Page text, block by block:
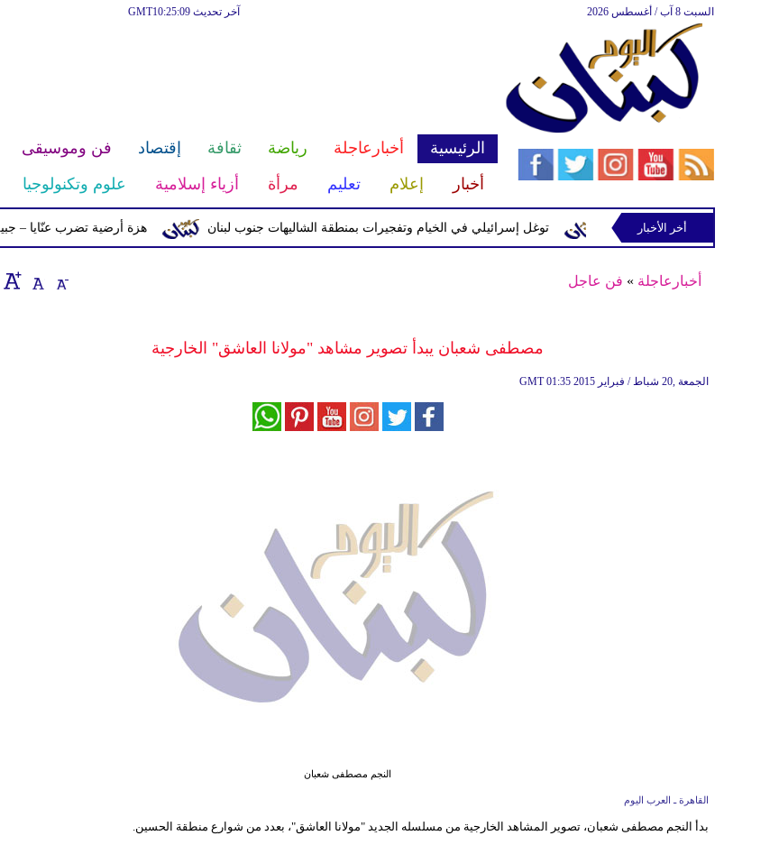
آخر تحديث GMT10:25:09 السبت 8 آب / أغسطس 2026
الرئيسية أخبارعاجلة رياضة ثقافة إقتصاد فن وموسيقى
أخبار
إعلام تعليم مرأة أزياء إسلامية علوم وتكنولوجيا
هزة أرضية تضرب عنّايا – جبيل بقوّة 2.8 درجات على مقياس ريختر توغل إسرائيلي في الخيام وتفجيرات بمنطقة الشاليهات جنوب لبنان في رب ثلاثين
أخر الأخبار
أخبارعاجلة » فن عاجل
مصطفى شعبان يبدأ تصوير مشاهد "مولانا العاشق" الخارجية
GMT 01:35 2015 الجمعة ,20 شباط / فبراير
النجم مصطفى شعبان
القاهرة ـ العرب اليوم
بدأ النجم مصطفى شعبان، تصوير المشاهد الخارجية من مسلسله الجديد "مولانا العاشق"، بعدد من شوارع منطقة الحسين.